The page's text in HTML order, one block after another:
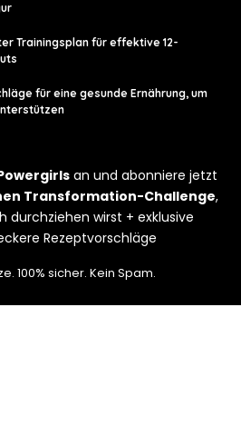
Trainingsplan für effektive 12-
für eine gesunde Ernährung, um
an und abonniere jetzt
Transformation-Challenge,
durchziehen wirst + exklusive
Rezeptvorschläge
100% sicher. Kein Spam.